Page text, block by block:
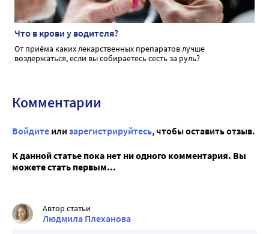
Что в крови у водителя?
От приёма каких лекарственных препаратов лучше
воздержаться, если вы собираетесь сесть за руль?
Комментарии
Войдите или зарегистрируйтесь, чтобы оставить отзыв.
К данной статье пока нет ни одного комментария. Вы
можете стать первым...
Автор статьи
Людмила Плеханова